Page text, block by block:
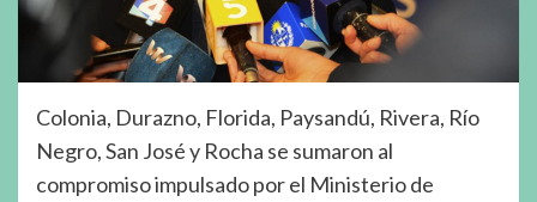
Colonia, Durazno, Florida, Paysandú, Rivera, Río
Negro, San José y Rocha se sumaron al
compromiso impulsado por el Ministerio de